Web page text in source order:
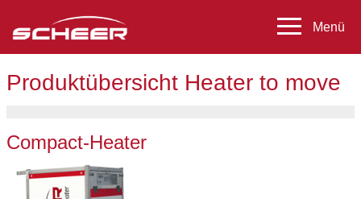
Produktübersicht Heater to move
Compact-Heater